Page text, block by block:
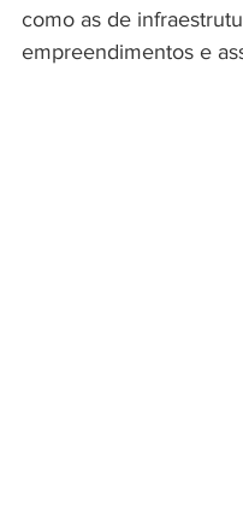
como as de
empreendimentos e